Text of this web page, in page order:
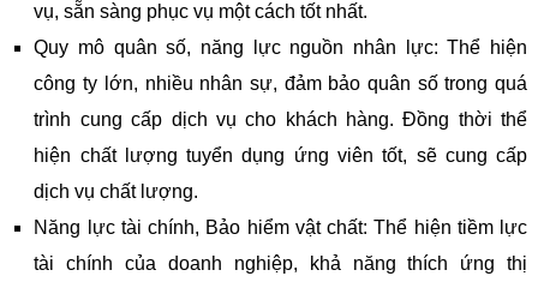
vụ, sẵn sàng phục vụ một cách tốt nhất.
Quy mô quân số, năng lực nguồn nhân lực: Thể hiện
công ty lớn, nhiều nhân sự, đảm bảo quân số trong quá
trình cung cấp dịch vụ cho khách hàng. Đồng thời thể
hiện chất lượng tuyển dụng ứng viên tốt, sẽ cung cấp
dịch vụ chất lượng.
Năng lực tài chính, Bảo hiểm vật chất: Thể hiện tiềm lực
tài chính của doanh nghiệp, khả năng thích ứng thị